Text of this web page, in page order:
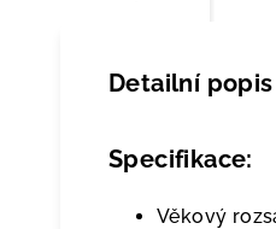
Detailní
Specifikace:
Věkový